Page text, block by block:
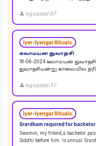
👤 kgopalan37
Iyer-Iyengar Rituals
கவாமயன துவாதசி
18-06-2024 கவாமயன துவாதசி. ஜ்யேஷ்ட மாத சுக்ல
துவாதசியன்று காலையில்
👤 kgopalan37
Iyer-Iyengar Rituals
Srardham required for bachelor
Swamin, my friend,a bachelor passed
Siddhi before him. Is annual